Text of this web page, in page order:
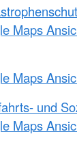
Maps
Maps
und
Maps